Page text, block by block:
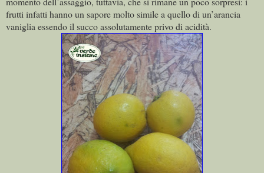
frutti infatti hanno un sapore molto simile a quello di un’arancia
vaniglia essendo il succo assolutamente privo di acidità.